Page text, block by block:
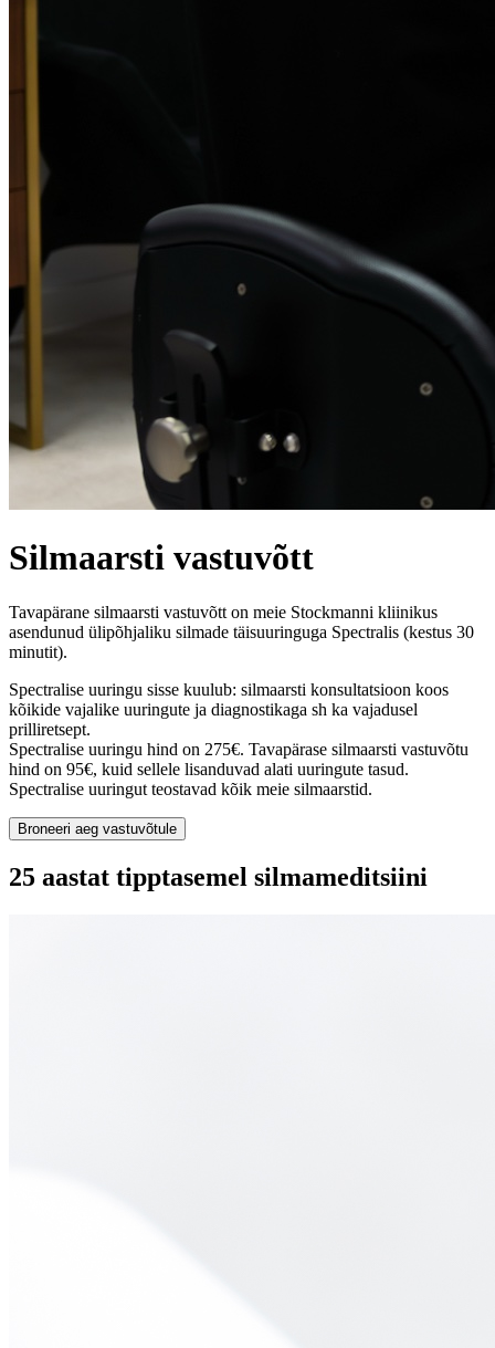
Silmaarsti vastuvõtt
Tavapärane silmaarsti vastuvõtt on meie Stockmanni kliinikus
asendunud ülipõhjaliku silmade täisuuringuga Spectralis (kestus 30
minutit).
Spectralise uuringu sisse kuulub: silmaarsti konsultatsioon koos
kõikide vajalike uuringute ja diagnostikaga sh ka vajadusel
prilliretsept.
Spectralise uuringu hind on 275€. Tavapärase silmaarsti vastuvõtu
hind on 95€, kuid sellele lisanduvad alati uuringute tasud.
Spectralise uuringut teostavad kõik meie silmaarstid.
Broneeri aeg vastuvõtule
25 aastat tipptasemel silmameditsiini